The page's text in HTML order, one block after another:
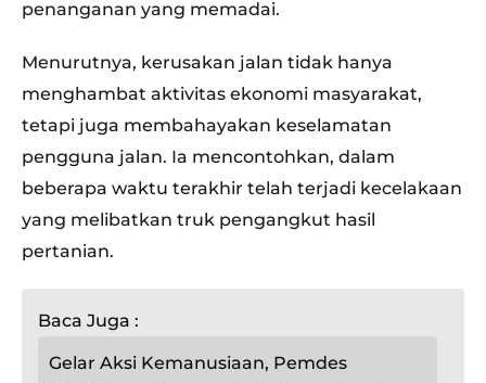
penanganan yang memadai.
Menurutnya, kerusakan jalan tidak hanya
menghambat aktivitas ekonomi masyarakat,
tetapi juga membahayakan keselamatan
pengguna jalan. Ia mencontohkan, dalam
beberapa waktu terakhir telah terjadi kecelakaan
yang melibatkan truk pengangkut hasil
pertanian.
Baca Juga :
Gelar Aksi Kemanusiaan, Pemdes